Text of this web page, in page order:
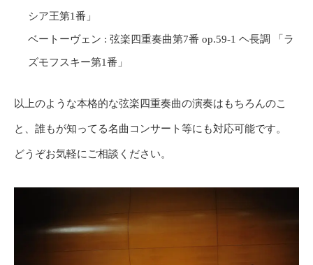
シア王第1番」
ベートーヴェン : 弦楽四重奏曲第7番 op.59-1 ヘ長調 「ラ
ズモフスキー第1番」
以上のような本格的な弦楽四重奏曲の演奏はもちろんのこ
と、誰もが知ってる名曲コンサート等にも対応可能です。
どうぞお気軽にご相談ください。